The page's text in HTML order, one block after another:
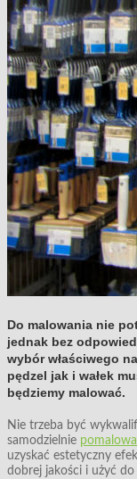
Do malowania nie
jednak bez
wybór właściwego
pędzel jak i wałek
będziemy malować.
Nie trzeba być
samodzielnie
uzyskać estetyczny
dobrej jakości i użyć do